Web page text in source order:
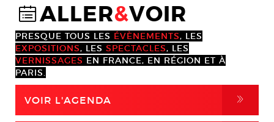
@ALLER&VOIR
PRESQUE TOUS LES ÉVÈNEMENTS, LES
EXPOSITIONS, LES SPECTACLES, LES
VERNISSAGES EN FRANCE, EN RÉGION ET À
PARIS.
VOIR L'AGENDA ,